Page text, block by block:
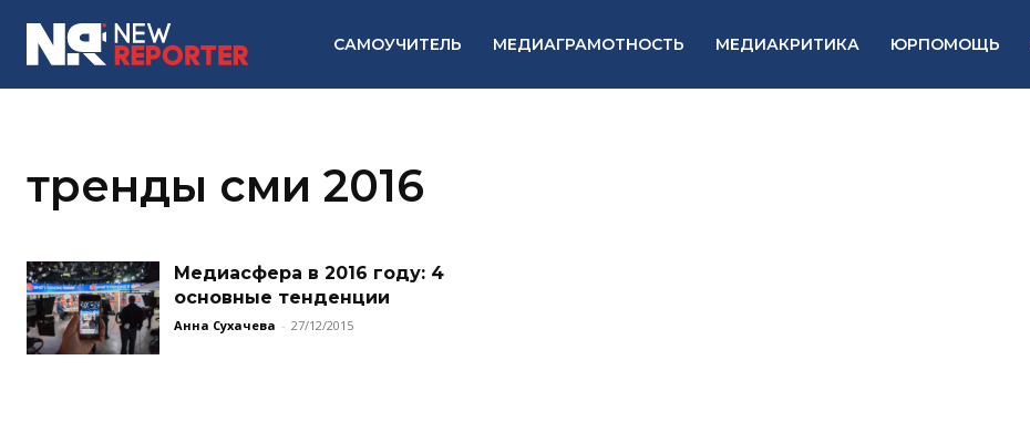
САМОУЧИТЕЛЬ МЕДИАГРАМОТНОСТЬ МЕДИАКРИТИКА ЮРПОМОЩЬ
тренды сми 2016
Медиасфера в 2016 году: 4
основные тенденции
Анна Сухачева - 27/12/2015